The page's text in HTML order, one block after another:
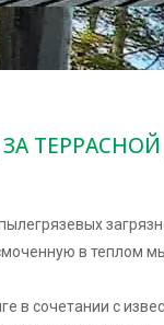
в теплом
в сочетании с